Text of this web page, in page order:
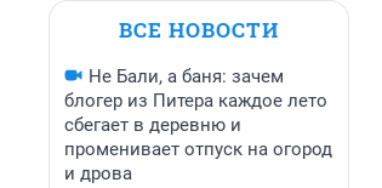
ВСЕ НОВОСТИ
Не Бали, а баня: зачем
блогер из Питера каждое лето
сбегает в деревню и
променивает отпуск на огород
и дрова